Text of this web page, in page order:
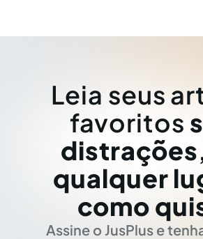
Leia seus
favoritos
distrações
qualquer
como
Assine o JusPlus e